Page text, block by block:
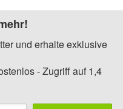
und erhalte exklusive
- Zugriff auf 1,4